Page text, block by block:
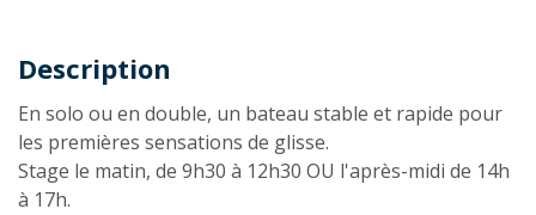
Description
Description
En solo ou en double, un bateau stable et rapide pour
les premières sensations de glisse.
Stage le matin, de 9h30 à 12h30 OU l'après-midi de 14h
à 17h.